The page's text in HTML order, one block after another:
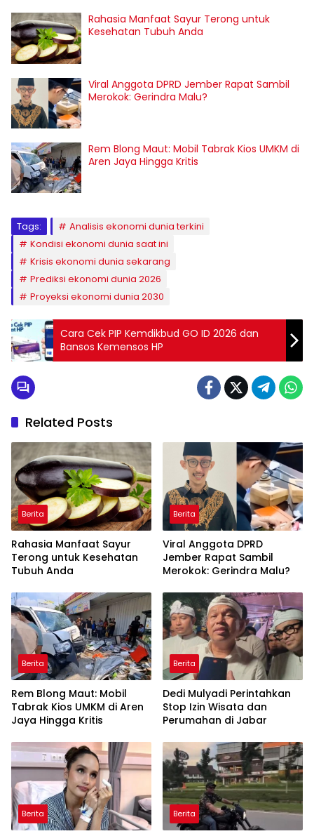
Rahasia Manfaat Sayur Terong untuk
Kesehatan Tubuh Anda
Viral Anggota DPRD Jember Rapat Sambil
Merokok: Gerindra Malu?
Rem Blong Maut: Mobil Tabrak Kios UMKM di
Aren Jaya Hingga Kritis
Tags:
Analisis ekonomi dunia terkini
Kondisi ekonomi dunia saat ini
Krisis ekonomi dunia sekarang
Prediksi ekonomi dunia 2026
Proyeksi ekonomi dunia 2030
Cara Cek PIP Kemdikbud GO ID 2026 dan
Bansos Kemensos HP
Related Posts
Berita
Rahasia Manfaat Sayur
Terong untuk Kesehatan
Tubuh Anda
Berita
Viral Anggota DPRD
Jember Rapat Sambil
Merokok: Gerindra Malu?
Berita
Rem Blong Maut: Mobil
Tabrak Kios UMKM di Aren
Jaya Hingga Kritis
Berita
Dedi Mulyadi Perintahkan
Stop Izin Wisata dan
Perumahan di Jabar
Berita Berita